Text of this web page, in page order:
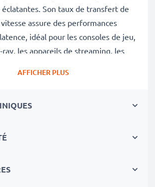
Son taux de transfert de
assure des performances
idéal pour les consoles de jeu,
les appareils de streaming, les
pour des visuels
latence
– Transfert de données
AFFICHER PLUS